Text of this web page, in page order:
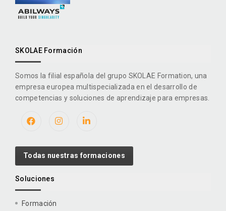
SKOLAE Formación
Somos la filial española del grupo SKOLAE Formation, una
empresa europea multispecializada en el desarrollo de
competencias y soluciones de aprendizaje para empresas.
Todas nuestras formaciones
Soluciones
Formación